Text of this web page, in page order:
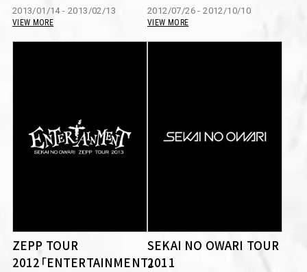
2013/01/14 - 2013/02/13
VIEW MORE
2012/07/26 - 2012/10/10
VIEW MORE
ZEPP TOUR
2012「ENTERTAINMENT」
SEKAI NO OWARI TOUR
2011